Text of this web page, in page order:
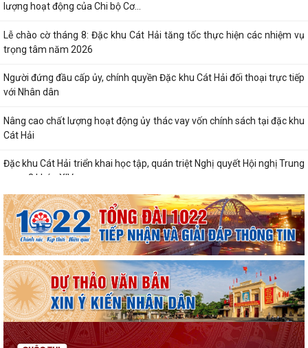
lượng hoạt động của Chi bộ Cơ...
Lễ chào cờ tháng 8: Đặc khu Cát Hải tăng tốc thực hiện các nhiệm vụ
trọng tâm năm 2026
Người đứng đầu cấp ủy, chính quyền Đặc khu Cát Hải đối thoại trực tiếp
với Nhân dân
Nâng cao chất lượng hoạt động ủy thác vay vốn chính sách tại đặc khu
Cát Hải
Đặc khu Cát Hải triển khai học tập, quán triệt Nghị quyết Hội nghị Trung
ương 3 khóa XIV
Quy định số 207-QĐ/TW về những điều đảng viên không được làm
Cát Hải triển khai đợt cao điểm "90 ngày tăng tốc - về đích khám sức
khỏe toàn dân năm 2026"
Cảnh giác với hình thức quảng bá trá hình các trang cá cược trực
tuyến
Lung linh những ngọn nến tri ân tại Nghĩa trang Liệt sĩ Đặc khu Cát Hải